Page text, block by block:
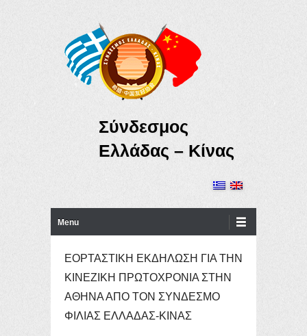
Σύνδεσμος
Ελλάδας – Κίνας
Menu
ΕΟΡΤΑΣΤΙΚΗ ΕΚΔΗΛΩΣΗ ΓΙΑ ΤΗΝ
ΚΙΝΕΖΙΚΗ ΠΡΩΤΟΧΡΟΝΙΑ ΣΤΗΝ
ΑΘΗΝΑ ΑΠΟ ΤΟΝ ΣΥΝΔΕΣΜΟ
ΦΙΛΙΑΣ ΕΛΛΑΔΑΣ-ΚΙΝΑΣ